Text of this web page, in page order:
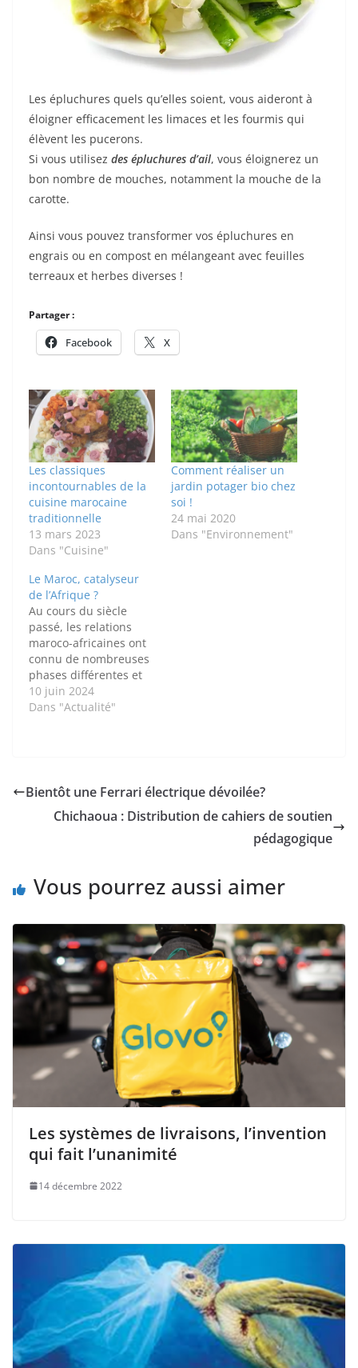
Les épluchures quels qu’elles soient, vous aideront à
éloigner efficacement les limaces et les fourmis qui
élèvent les pucerons.
Si vous utilisez des épluchures d’ail, vous éloignerez un
bon nombre de mouches, notamment la mouche de la
carotte.
Ainsi vous pouvez transformer vos épluchures en
engrais ou en compost en mélangeant avec feuilles
terreaux et herbes diverses !
Partager :
Facebook X
Les classiques
incontournables de la
cuisine marocaine
traditionnelle
13 mars 2023
Dans "Cuisine"
Comment réaliser un
jardin potager bio chez
soi !
24 mai 2020
Dans "Environnement"
Le Maroc, catalyseur
de l’Afrique ?
Au cours du siècle
passé, les relations
maroco-africaines ont
connu de nombreuses
phases différentes et
des évolutions tant sur
le plan diplomatique
les rapports Sud-
d’ailleurs mentionnés
Nasser Bourita,…
10 juin 2024
Dans "Actualité"
Bientôt une Ferrari électrique dévoilée?
Chichaoua : Distribution de cahiers de soutien
pédagogique
Vous pourrez aussi aimer
Les systèmes de livraisons, l’invention
qui fait l’unanimité
14 décembre 2022